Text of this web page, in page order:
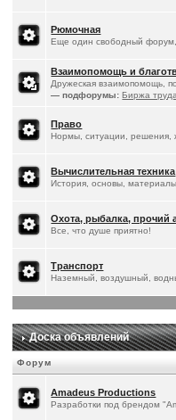
Рюмочная
Еще один свободный
Взаимопомощь и
Дружеская взаимопомощь,
— подфорумы: Биржа труда
Право
Нормы, ситуации, решения,
Вычислительная техника
История, основы,
Охота, рыбалка, прочий
Все, что душе приятно!
Транспорт
Наземный, воздушный,
Доска объявлений
Форум
Amadeus Productions
Разработки под брендом